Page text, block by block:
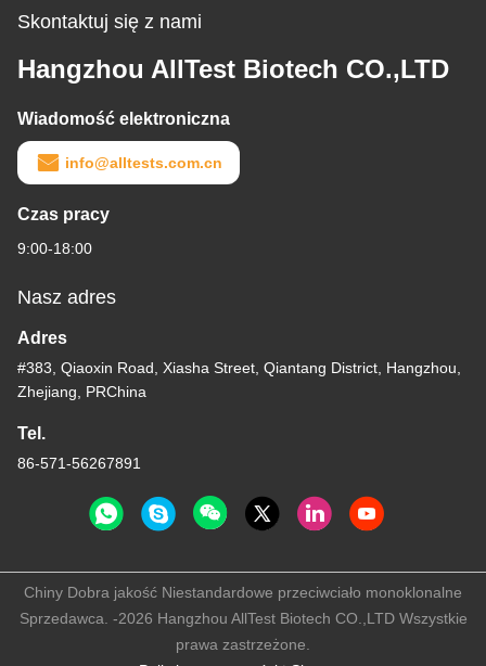
Skontaktuj się z nami
Hangzhou AllTest Biotech CO.,LTD
Wiadomość elektroniczna
info@alltests.com.cn
Czas pracy
9:00-18:00
Nasz adres
Adres
#383, Qiaoxin Road, Xiasha Street, Qiantang District, Hangzhou,
Zhejiang, PRChina
Tel.
86-571-56267891
Chiny Dobra jakość Niestandardowe przeciwciało monoklonalne
Sprzedawca. -2026 Hangzhou AllTest Biotech CO.,LTD Wszystkie
prawa zastrzeżone.